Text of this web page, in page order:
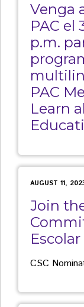
Venga
PAC el
p.m.
PAC
Learn
AUGUST 11,
Join
CSC